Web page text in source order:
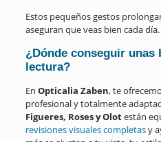
Estos pequeños gestos
aseguran que veas bien cada día.
¿Dónde conseguir unas
lectura?
En Opticalia Zaben, te
profesional y totalmente
Figueres, Roses y Olotestán
revisiones visuales completasy